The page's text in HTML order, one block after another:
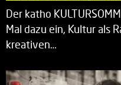
Der katho
Mal dazu ein, Kultur als
kreativen…